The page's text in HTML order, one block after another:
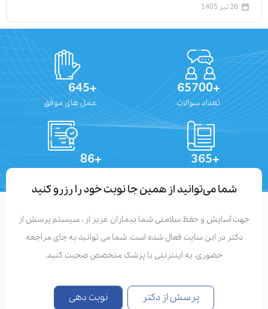
26 تیر 1405
+65700
تعداد سوالات
+645
عمل های موفق
+365
+86
شما می‌توانید از همین جا نوبت خود را رزرو کنید
جهت آسایش و حفظ سلامتی شما بیماران عزیز از ، سیستم پرسش از
دکتر در این سایت فعال شده است. شما می توانید به جای مراجعه
حضوری، به اینترنتی با پزشک متخصص صحبت کنید.
پرسش از دکتر نوبت دهی